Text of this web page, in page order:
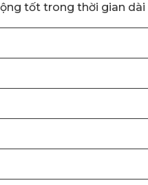
tốt trong thời gian